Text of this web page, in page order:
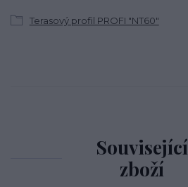
Terasový profil PROFI "NT60"
Související
zboží